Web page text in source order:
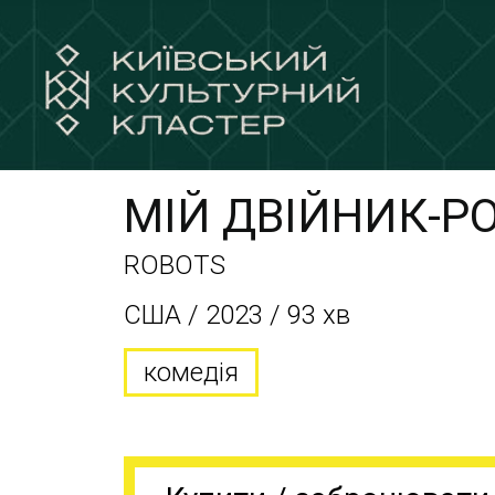
МІЙ ДВІЙНИК-
ROBOTS
США / 2023 / 93 хв
комедія